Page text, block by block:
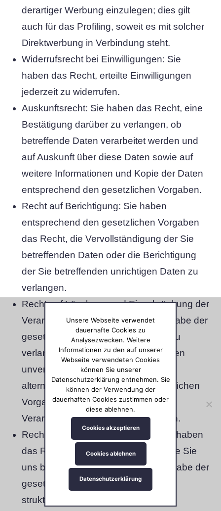
derartiger Werbung einzulegen; dies gilt
auch für das Profiling, soweit es mit solcher
Direktwerbung in Verbindung steht.
Widerrufsrecht bei Einwilligungen: Sie
haben das Recht, erteilte Einwilligungen
jederzeit zu widerrufen.
Auskunftsrecht: Sie haben das Recht, eine
Bestätigung darüber zu verlangen, ob
betreffende Daten verarbeitet werden und
auf Auskunft über diese Daten sowie auf
weitere Informationen und Kopie der Daten
entsprechend den gesetzlichen Vorgaben.
Recht auf Berichtigung: Sie haben
entsprechend den gesetzlichen Vorgaben
das Recht, die Vervollständigung der Sie
betreffenden Daten oder die Berichtigung
der Sie betreffenden unrichtigen Daten zu
verlangen.
Recht auf Löschung und Einschränkung der
Verarbeitung: Sie haben nach Maßgabe der
gesetzlichen Vorgaben das Recht, zu
verlangen, dass Sie betreffende Daten
unverzüglich gelöscht werden, bzw.
alternativ nach Maßgabe der gesetzlichen
Vorgaben eine Einschränkung der
Verarbeitung der Daten zu verlangen.
Recht auf Datenübertragbarkeit: Sie haben
das Recht, Sie betreffende Daten, die Sie
uns bereitgestellt haben, nach Maßgabe der
gesetzlichen Vorgaben in einem
strukturierten, gängigen und
Unsere Webseite verwendet
dauerhafte Cookies zu
Analysezwecken. Weitere
Informationen zu den auf unserer
Webseite verwendeten Cookies
können Sie unserer
Datenschutzerklärung entnehmen. Sie
können der Verwendung der
dauerhaften Cookies zustimmen oder
diese ablehnen.
Cookies akzeptieren
Cookies ablehnen
Datenschutzerklärung